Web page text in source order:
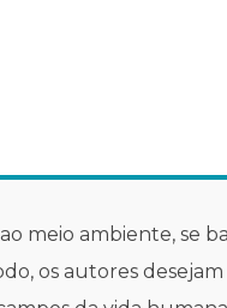
meio ambiente, se
os autores